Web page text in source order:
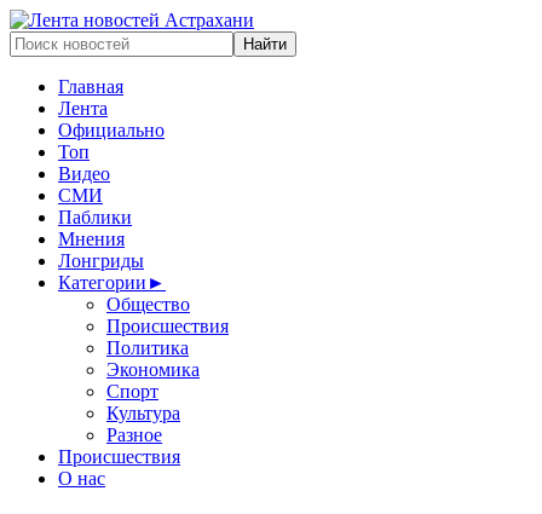
Главная
Лента
Официально
Топ
Видео
СМИ
Паблики
Мнения
Лонгриды
Категории ►
Общество
Происшествия
Политика
Экономика
Спорт
Культура
Разное
Происшествия
О нас